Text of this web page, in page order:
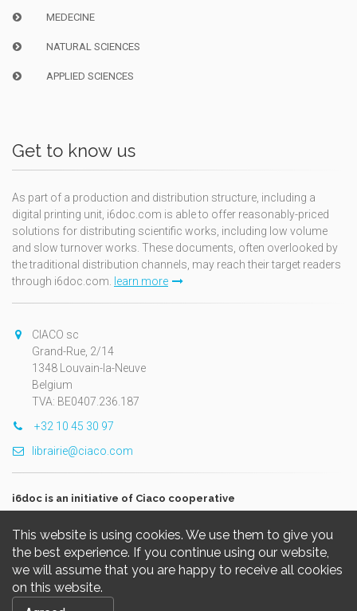
This website is using cookies. We use them to give you
the best experience. If you continue using our website,
we will assume that you are happy to receive all cookies
on this website.
MEDECINE
NATURAL SCIENCES
APPLIED SCIENCES
Get to know us
As part of a production and distribution structure, including a
digital printing unit, i6doc.com is able to offer reasonably-priced
solutions for distributing scientific works, including low volume
and slow turnover works. These documents, often overlooked by
the traditional distribution channels, may reach their target readers
through i6doc.com. learn more
CIACO sc
Grand-Rue, 2/14
1348 Louvain-la-Neuve
Belgium
TVA: BE0407.236.187
+32 10 45 30 97
librairie@ciaco.com
i6doc is an initiative of Ciaco cooperative